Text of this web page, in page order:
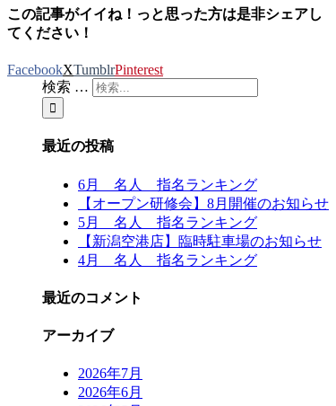
この記事がイイね！っと思った方は是非シェアし
てください！
FacebookXTumblrPinterest
検索 …
最近の投稿
6月 名人 指名ランキング
【オープン研修会】8月開催のお知らせ
5月 名人 指名ランキング
【新潟空港店】臨時駐車場のお知らせ
4月 名人 指名ランキング
最近のコメント
アーカイブ
2026年7月
2026年6月